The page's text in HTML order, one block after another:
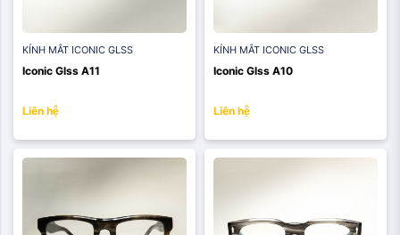
KÍNH MẮT ICONIC GLSS
Iconic Glss A11
Liên hệ
KÍNH MẮT ICONIC GLSS
Iconic Glss A10
Liên hệ